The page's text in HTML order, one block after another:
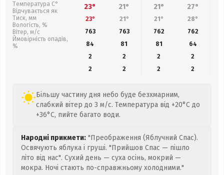
Температура С°
Відчувається як
Тиск, мм
Вологість, %
Вітер, м/с
Ймовірність опадів,
%
23° 21° 21° 27°
23° 21° 21° 28°
763
763 762 762
84
81 81 64
2
2 2
2
2
2 2 2
Більшу частину дня небо буде безхмарним,
слабкий вітер до 3 м/с. Температура від +20°C до
+36°C, пийте багато води.
Народні прикмети: "Преображення (Яблучний Спас).
Освячують яблука і груші. "Прийшов Спас — пішло
літо від нас". Сухий день — суха осінь, мокрий —
мокра. Ночі стають по-справжньому холодними."